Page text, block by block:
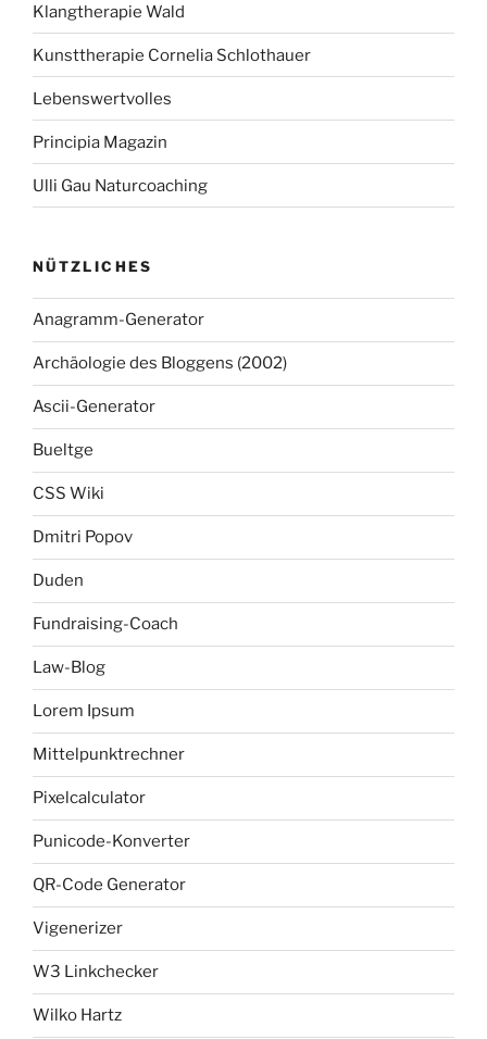
Klangtherapie Wald
Kunsttherapie Cornelia Schlothauer
Lebenswertvolles
Principia Magazin
Ulli Gau Naturcoaching
NÜTZLICHES
Anagramm-Generator
Archäologie des Bloggens (2002)
Ascii-Generator
Bueltge
CSS Wiki
Dmitri Popov
Duden
Fundraising-Coach
Law-Blog
Lorem Ipsum
Mittelpunktrechner
Pixelcalculator
Punicode-Konverter
QR-Code Generator
Vigenerizer
W3 Linkchecker
Wilko Hartz